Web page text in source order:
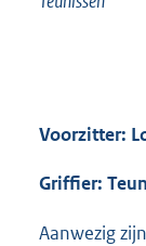
Voorzitter:
Griffier:
Aanwezig